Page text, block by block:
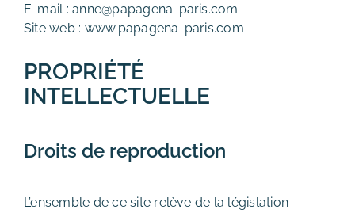
E-mail :anne@papagena-paris.com
Site web : www.papagena-paris.com
PROPRIÉTÉ
INTELLECTUELLE
Droits de reproduction
L’ensemble de ce site relève de la législation